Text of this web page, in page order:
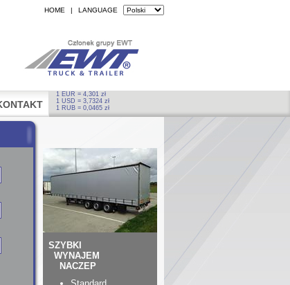
HOME | LANGUAGE
1 EUR = 4,301 zł
1 USD = 3,7324 zł
1 RUB = 0,0465 zł
SZYBKI
WYNAJEM
NACZEP